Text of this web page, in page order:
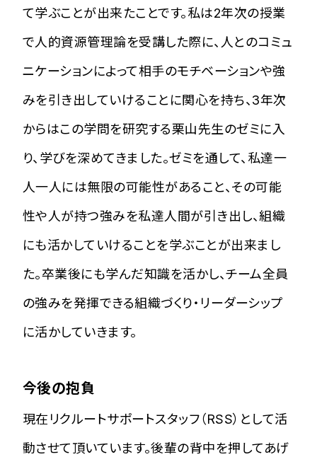
て学ぶことが出来たことです。私は2年次の授業
で人的資源管理論を受講した際に、人とのコミュ
ニケーションによって相手のモチベーションや強
みを引き出していけることに関心を持ち、3年次
からはこの学問を研究する栗山先生のゼミに入
り、学びを深めてきました。ゼミを通して、私達一
人一人には無限の可能性があること、その可能
性や人が持つ強みを私達人間が引き出し、組織
にも活かしていけることを学ぶことが出来まし
た。卒業後にも学んだ知識を活かし、チーム全員
の強みを発揮できる組織づくり・リーダーシップ
に活かしていきます。
今後の抱負
現在リクルートサポートスタッフ（RSS）として活
動させて頂いています。後輩の背中を押してあげ